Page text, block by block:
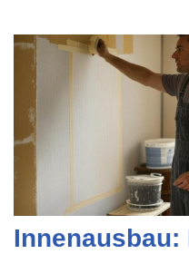
Innenausbau: